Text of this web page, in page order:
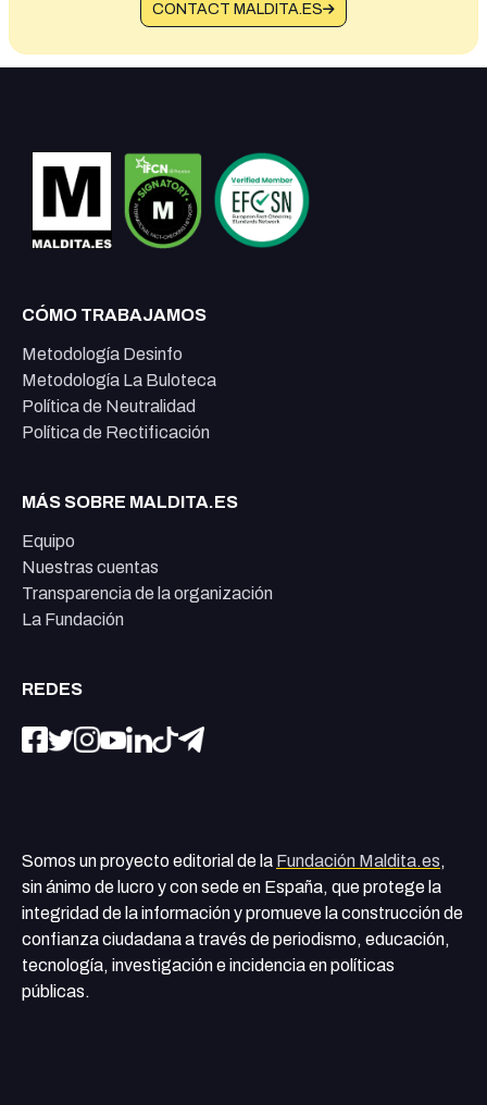
CONTACT MALDITA.ES
CÓMO TRABAJAMOS
Metodología Desinfo
Metodología La Buloteca
Política de Neutralidad
Política de Rectificación
MÁS SOBRE MALDITA.ES
Equipo
Nuestras cuentas
Transparencia de la organización
La Fundación
REDES
Somos un proyecto editorial de la Fundación Maldita.es,
sin ánimo de lucro y con sede en España, que protege la
integridad de la información y promueve la construcción de
confianza ciudadana a través de periodismo, educación,
tecnología, investigación e incidencia en políticas
públicas.